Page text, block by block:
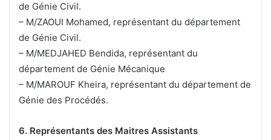
de Génie Civil.
– M/ZAOUI Mohamed, représentant du département
de Génie Civil.
– M/MEDJAHED Bendida, représentant du
département de Génie Mécanique
– M/MAROUF Kheira, représentant du département de
Génie des Procédés.
6. Représentants des Maitres Assistants